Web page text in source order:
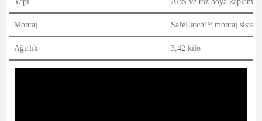
Montaj SafeLatch™ montaj sistemi
Ağırlık 3,42 kilo